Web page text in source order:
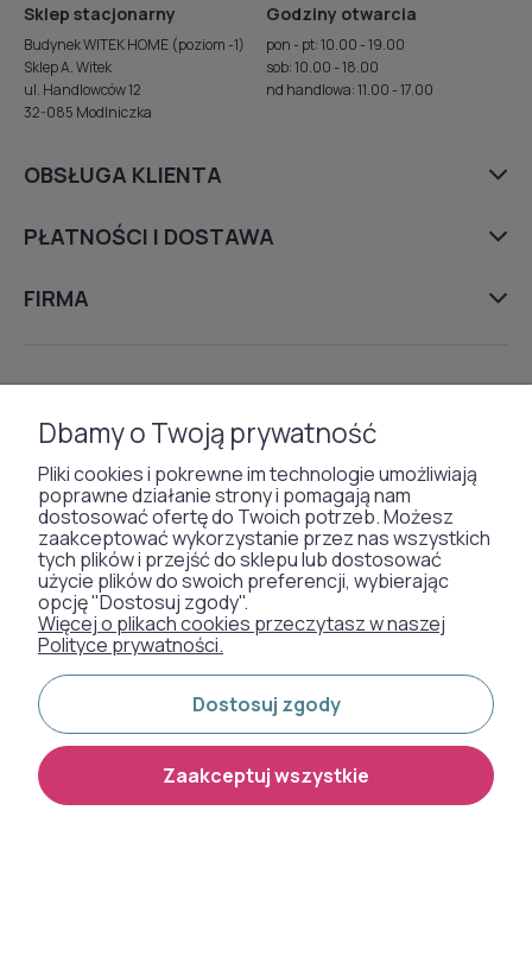
Sklep stacjonarny
Budynek WITEK HOME (poziom -1)
Sklep A. Witek
ul. Handlowców 12
32-085 Modlniczka
Godziny otwarcia
pon - pt: 10.00 - 19.00
sob: 10.00 - 18.00
nd handlowa: 11.00 - 17.00
OBSŁUGA KLIENTA
PŁATNOŚCI I DOSTAWA
FIRMA
TAPETY
SZTUCZNA TRAWA
WYKŁADZINY DYWANOWE
Otrzymaliśmy
odznakę od naszych
klientów:
Dbamy o Twoją prywatność
Pliki cookies i pokrewne im technologie umożliwiają
poprawne działanie strony i pomagają nam
dostosować ofertę do Twoich potrzeb. Możesz
zaakceptować wykorzystanie przez nas wszystkich
tych plików i przejść do sklepu lub dostosować
użycie plików do swoich preferencji, wybierając
opcję "Dostosuj zgody".
Więcej o plikach cookies przeczytasz w naszej
Polityce prywatności.
Dostosuj zgody
Zaakceptuj wszystkie